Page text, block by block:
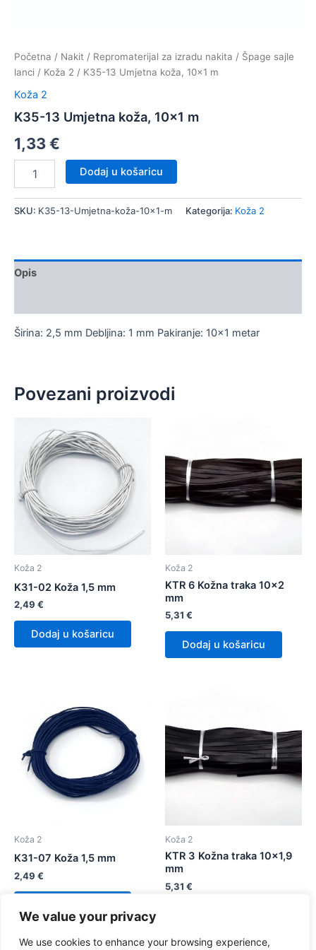
We value your privacy
We use cookies to enhance your browsing experience,
Početna / Nakit / Repromaterijal za izradu nakita / Špage sajle
lanci / Koža 2 / K35-13 Umjetna koža, 10×1 m
Koža 2
K35-13 Umjetna koža, 10×1 m
1,33€
koža,
Dodaj u košaricu
SKU: K35-13-Umjetna-koža-10x1-m Kategorija: Koža 2
Opis
Širina: 2,5 mm Debljina: 1 mm Pakiranje: 10×1 metar
Povezani proizvodi
Koža 2
K31-02 Koža 1,5 mm
2,49 €
Dodaj u košaricu
Koža 2
KTR 6 Kožna traka 10×2
mm
5,31 €
Dodaj u košaricu
Koža 2
K31-07 Koža 1,5 mm
2,49 €
Koža 2
KTR 3 Kožna traka 10×1,9
mm
5,31 €